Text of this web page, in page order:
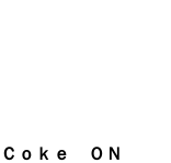
Ｃｏｋｅ ＯＮ